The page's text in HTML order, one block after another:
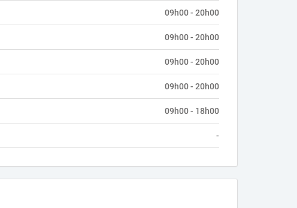
09h00 - 20h00
09h00 - 20h00
09h00 - 20h00
09h00 - 20h00
09h00 - 18h00
-